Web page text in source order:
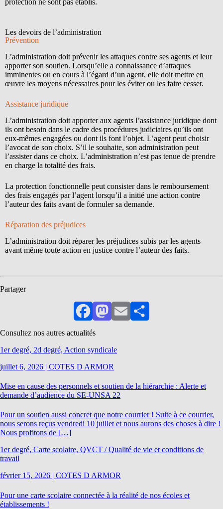
Les devoirs de l’administration
Prévention
L’administration doit prévenir les attaques contre ses agents et leur
apporter son soutien. Lorsqu’elle a connaissance d’attaques
imminentes ou en cours à l’égard d’un agent, elle doit mettre en
œuvre les moyens nécessaires pour les éviter ou les faire cesser.
Assistance juridique
L’administration doit apporter aux agents l’assistance juridique dont
ils ont besoin dans le cadre des procédures judiciaires qu’ils ont
eux-mêmes engagées ou dont ils font l’objet. L’agent peut choisir
l’avocat de son choix. S’il le souhaite, son administration peut
l’assister dans ce choix. L’administration n’est pas tenue de prendre
en charge la totalité des frais.
La protection fonctionnelle peut consister dans le remboursement
des frais engagés par l’agent lorsqu’il a initié une action contre
l’auteur des faits avant de formuler sa demande.
Réparation des préjudices
L’administration doit réparer les préjudices subis par les agents
avant même toute action en justice contre l’auteur des faits.
Partager
FacebookMastodon
EmailPartager
Consultez nos autres actualités
1er degré, 2d degré, Action syndicale
juillet 6, 2026 | COTES D ARMOR
Mise en cause des personnels et soutien de la hiérarchie : Alerte et
demande d’audience du SE-UNSA 22
Pour un soutien aussi concret que notre courrier ! Suite à ce courrier,
nous serons reçus vendredi 10 juillet et nous aurons des choses à dire !
Nous profitons de […]
1er degré, Carte scolaire, QVCT / Qualité de vie et conditions de
travail
février 15, 2026 | COTES D ARMOR
Pour une carte scolaire connectée à la réalité de nos écoles et
établissements !